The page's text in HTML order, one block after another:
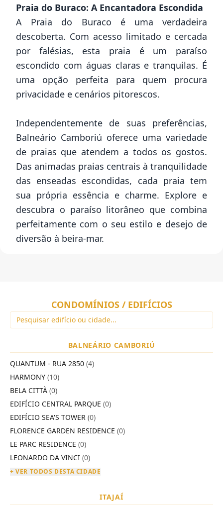
Praia do Buraco: A Encantadora Escondida
A Praia do Buraco é uma verdadeira
descoberta. Com acesso limitado e cercada
por falésias, esta praia é um paraíso
escondido com águas claras e tranquilas. É
uma opção perfeita para quem procura
privacidade e cenários pitorescos.
Independentemente de suas preferências,
Balneário Camboriú oferece uma variedade
de praias que atendem a todos os gostos.
Das animadas praias centrais à tranquilidade
das enseadas escondidas, cada praia tem
sua própria essência e charme. Explore e
descubra o paraíso litorâneo que combina
perfeitamente com o seu estilo e desejo de
diversão à beira-mar.
CONDOMÍNIOS / EDIFÍCIOS
BALNEÁRIO CAMBORIÚ
QUANTUM - RUA 2850 (4)
HARMONY (10)
BELA CITTÀ (0)
EDIFÍCIO CENTRAL PARQUE (0)
EDIFÍCIO SEA'S TOWER (0)
FLORENCE GARDEN RESIDENCE (0)
LE PARC RESIDENCE (0)
LEONARDO DA VINCI (0)
+ VER TODOS DESTA CIDADE
ITAJAÍ